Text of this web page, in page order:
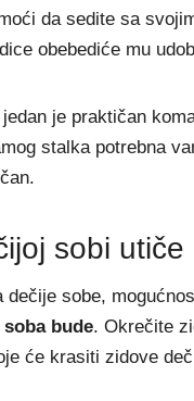
da sedite sa
obebediće mu
je praktičan
stalka potrebna
sobi
dečije sobe,
bude. Okrečite
će krasiti zidove